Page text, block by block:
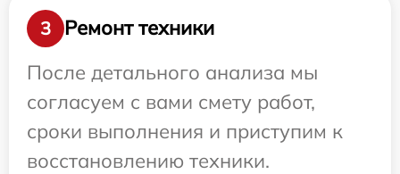
3
Ремонт техники
После детального анализа мы
согласуем с вами смету работ,
сроки выполнения и приступим к
восстановлению техники.